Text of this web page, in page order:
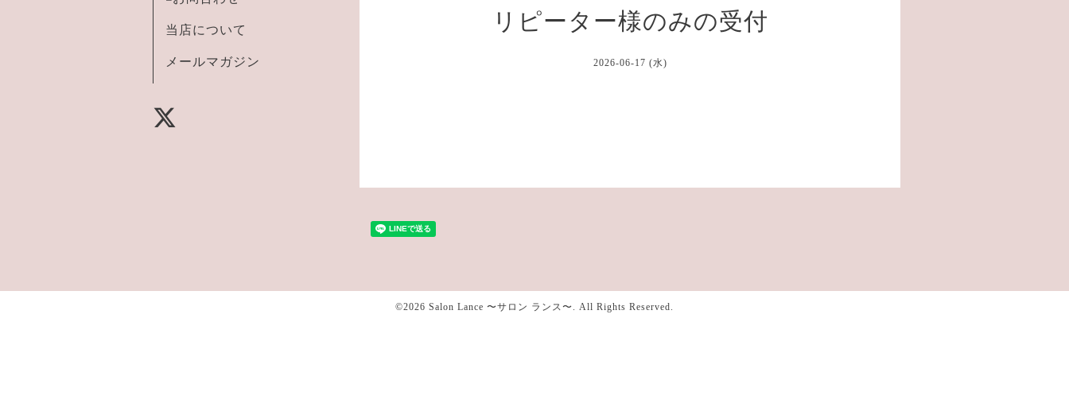
当店について
メールマガジン
リピーター様のみの受付
2026-06-17 (水)
©2026 Salon Lance 〜サロン ランス〜 . All Rights Reserved.